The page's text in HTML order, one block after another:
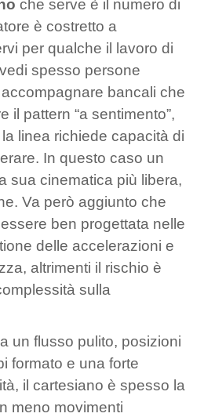
che serve è il numero di
è costretto a
per qualche il lavoro di
spesso persone
bancali che
il pattern “a sentimento”,
linea richiede capacità di
In questo caso un
sua cinematica più libera,
Va però aggiunto che
ben progettata nelle
delle accelerazioni e
altrimenti il rischio è
sulla
un flusso pulito, posizioni
formato e una forte
il cartesiano è spesso la
meno movimenti